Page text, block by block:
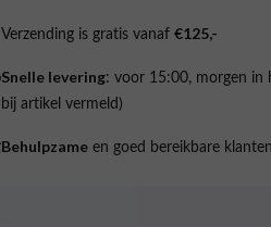
Verzending is gratis vanaf€125,-
Snelle levering: voor 15:00, morgen in
bij artikel vermeld)
Behulpzame en goed bereikbare